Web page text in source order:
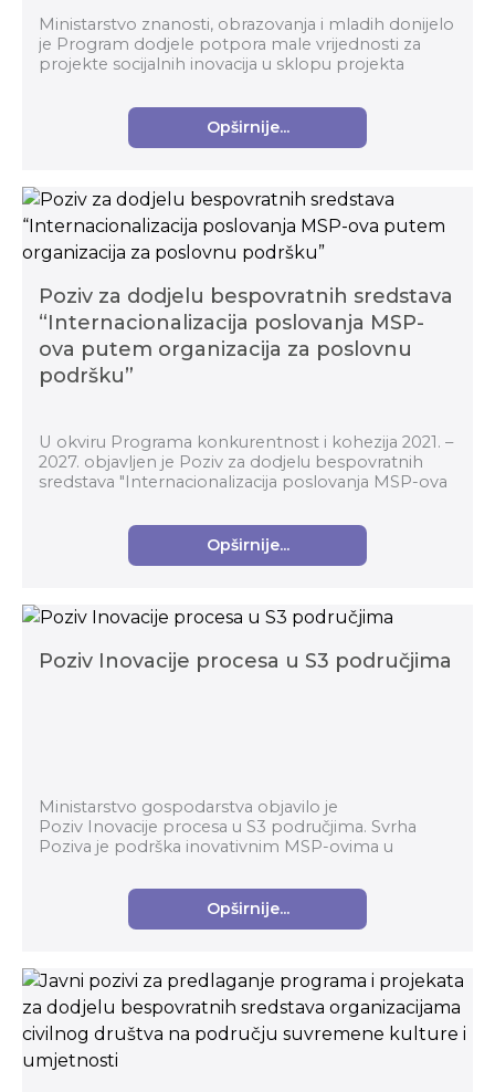
Ministarstvo znanosti, obrazovanja i mladih donijelo
je Program dodjele potpora male vrijednosti za
projekte socijalnih inovacija u sklopu projekta
Opširnije...
Poziv za dodjelu bespovratnih sredstava
“Internacionalizacija poslovanja MSP-
ova putem organizacija za poslovnu
podršku”
U okviru Programa konkurentnost i kohezija 2021. –
2027. objavljen je Poziv za dodjelu bespovratnih
sredstava "Internacionalizacija poslovanja MSP-ova
Opširnije...
Poziv Inovacije procesa u S3 područjima
Ministarstvo gospodarstva objavilo je
Poziv Inovacije procesa u S3 područjima. Svrha
Poziva je podrška inovativnim MSP-ovima u
inovativnih proizvoda...
Opširnije...